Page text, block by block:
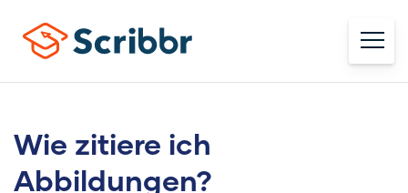
Wie zitiere ich
Abbildungen?